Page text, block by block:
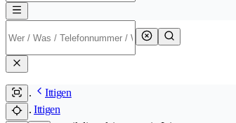
Ittigen
Ittigen